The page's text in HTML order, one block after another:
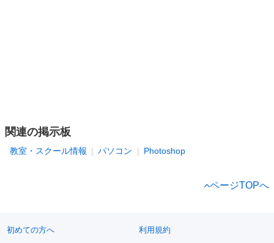
関連の掲示板
教室・スクール情報 パソコン Photoshop
ページTOPへ
初めての方へ 利用規約